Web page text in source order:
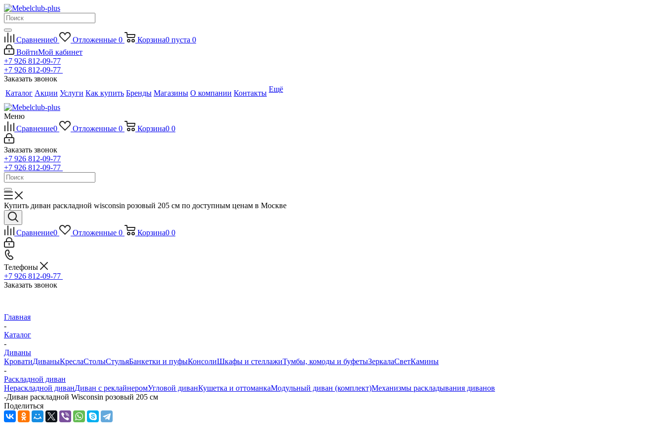
Сравнение0 Отложенные 0 Корзина0 пуста 0
ВойтиМой кабинет
+7 926 812-09-77
+7 926 812-09-77
Заказать звонок
Каталог Акции Услуги Как купить Бренды Магазины О компании Контакты Ещё
Меню
Сравнение0 Отложенные 0 Корзина0 0
Заказать звонок
+7 926 812-09-77
+7 926 812-09-77
Купить диван раскладной wisconsin розовый 205 см по доступным ценам в Москве
Сравнение0 Отложенные 0 Корзина0 0
Телефоны
+7 926 812-09-77
Заказать звонок
Главная
-
Каталог
-
Диваны
КроватиДиваныКреслаСтолыСтульяБанкетки и пуфыКонсолиШкафы и стеллажиТумбы, комоды и буфетыЗеркалаСветКамины
-
Раскладной диван
Нераскладной диванДиван с реклайнеромУгловой диванКушетка и оттоманкаМодульный диван (комплект)Механизмы раскладывания диванов
-Диван раскладной Wisconsin розовый 205 см
Поделиться